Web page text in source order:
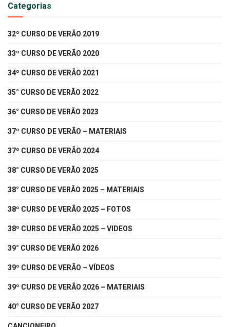
Categorias
32º CURSO DE VERÃO 2019
33º CURSO DE VERÃO 2020
34º CURSO DE VERÃO 2021
35° CURSO DE VERÃO 2022
36° CURSO DE VERÃO 2023
37º CURSO DE VERÃO – MATERIAIS
37º CURSO DE VERÃO 2024
38° CURSO DE VERÃO 2025
38° CURSO DE VERÃO 2025 – MATERIAIS
38º CURSO DE VERÃO 2025 – FOTOS
38º CURSO DE VERÃO 2025 – VIDEOS
39° CURSO DE VERÃO 2026
39º CURSO DE VERÃO – VÍDEOS
39º CURSO DE VERÃO 2026 – MATERIAIS
40° CURSO DE VERÃO 2027